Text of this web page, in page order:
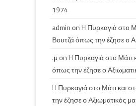
1974
admin onH Πυρκαγιά στο
Βουτζά όπως την έζησε ο
.μ onH Πυρκαγιά στο Μάτι
όπως την έζησε ο
H Πυρκαγιά στο Μάτι και
την έζησε ο Αξιωματικός